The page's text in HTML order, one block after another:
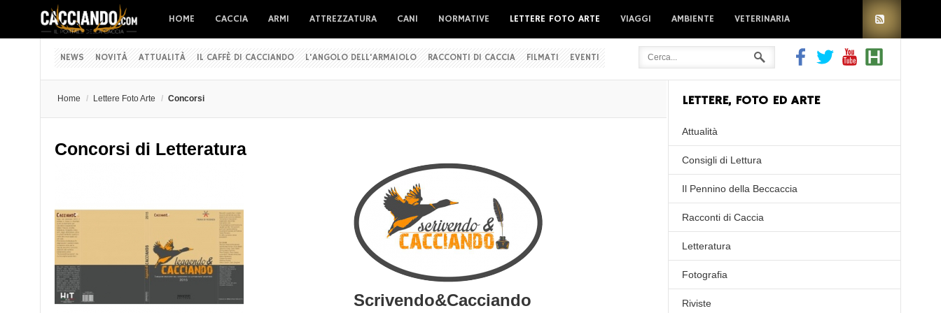
HOME CACCIA ARMI ATTREZZATURA CANI NORMATIVE LETTERE FOTO ARTE VIAGGI AMBIENTE VETERINARIA
NEWS NOVITÀ ATTUALITÀ IL CAFFÈ DI CACCIANDO L'ANGOLO DELL'ARMAIOLO RACCONTI DI CACCIA FILMATI EVENTI
Home / Lettere Foto Arte / Concorsi
Concorsi di Letteratura
Scrivendo&Cacciando
LETTERE, FOTO ED ARTE
Attualità
Consigli di Lettura
Il Pennino della Beccaccia
Racconti di Caccia
Letteratura
Fotografia
Riviste